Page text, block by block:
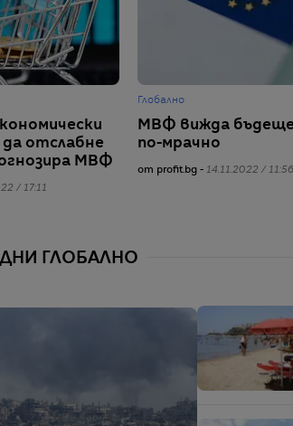
отслабне
МВФ
/ 17:11
Глобално
МВФ вижда
по-мрачно
от profit.bg - 14.11.2022 / 11:56
ГЛОБАЛНО